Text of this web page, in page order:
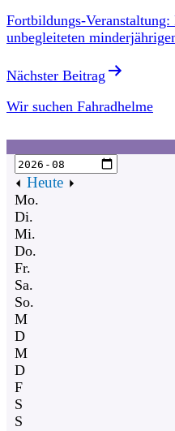
Fortbildungs-
unbegleiteten
Nächster Beitrag
Wir suchen Fahradhelme
Heute
Mo.
Di.
Mi.
Do.
Fr.
Sa.
So.
M
D
M
D
F
S
S